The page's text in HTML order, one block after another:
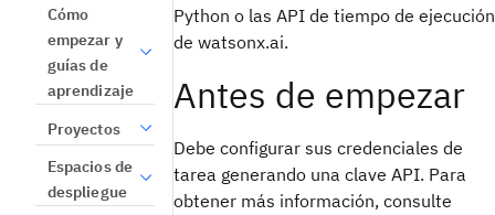
Cómo
empezar y
guías de
aprendizaje
Proyectos
Espacios de
despliegue
Python o las API de tiempo de ejecución
de watsonx.ai.
Antes de empezar
Debe configurar sus credenciales de
tarea generando una clave API. Para
obtener más información, consulte